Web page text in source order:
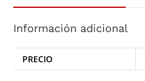
Información adicional
PRECIO